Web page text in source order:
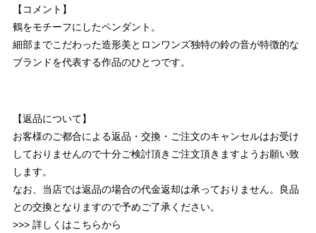
【コメント】
鶴をモチーフにしたペンダント。
細部までこだわった造形美とロンワンズ独特の鈴の音が特徴的な
ブランドを代表する作品のひとつです。
【返品について】
お客様のご都合による返品・交換・ご注文のキャンセルはお受け
しておりませんので十分ご検討頂きご注文頂きますようお願い致
します。
なお、当店では返品の場合の代金返却は承っておりません。良品
との交換となりますので予めご了承ください。
>>> 詳しくはこちらから